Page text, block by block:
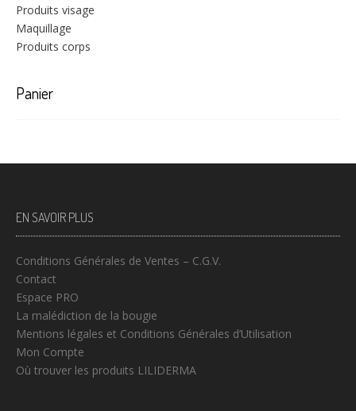
Produits visage
Maquillage
Produits corps
Panier
EN SAVOIR PLUS
Conditions Générales de Ventes – C.G.V.
Contact
Espace PRO
La malédiction de la bougie
Mentions légales et Conditions Générales d’Utilisation
Mon Compte
Où trouver les produits LILIDERMA